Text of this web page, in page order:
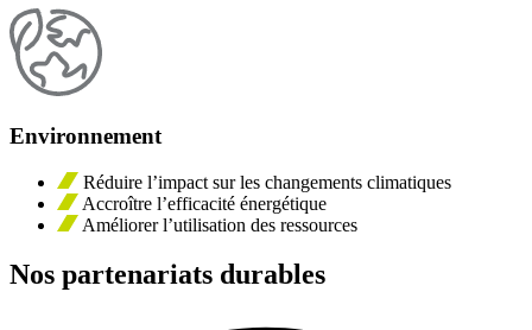
Environnement
Réduire l’impact sur les changements climatiques
Accroître l’efficacité énergétique
Améliorer l’utilisation des ressources
Nos partenariats durables